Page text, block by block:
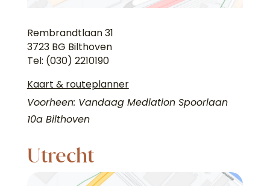
Rembrandtlaan 31
3723 BG Bilthoven
Tel: (030) 2210190
Kaart & routeplanner
Voorheen: Vandaag Mediation Spoorlaan
10a Bilthoven
Utrecht